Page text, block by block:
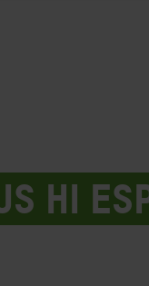
hi